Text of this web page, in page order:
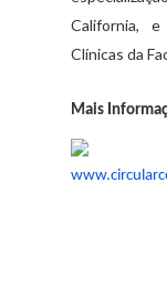
California,
Clínicas da
Mais